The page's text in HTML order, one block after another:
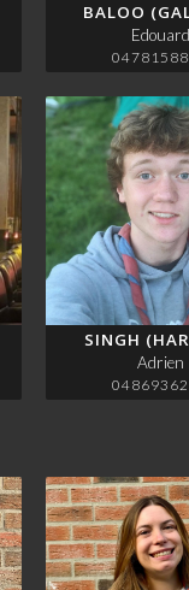
BALOO
Edouard
SINGH
Adrien